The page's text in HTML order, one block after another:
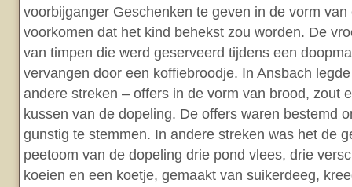
voorbijganger Geschenken te geven in de vorm
voorkomen dat het kind behekst zou worden. De
van timpen die werd geserveerd tijdens een
vervangen door een koffiebroodje. In Ansbach
andere streken – offers in de vorm van brood, zout
kussen van de dopeling. De offers waren bestemd
gunstig te stemmen. In andere streken was het de
peetoom van de dopeling drie pond vlees, drie
koeien en een koetje, gemaakt van suikerdeeg,